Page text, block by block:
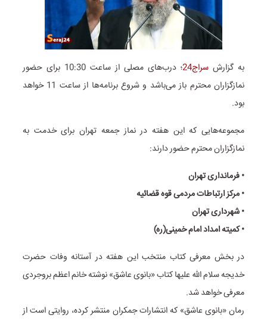
به گزارش سراج24
؛ درب‌های مصلی از ساعت 10:30 برای حضور
نمازگزاران محترم باز می‌باشد و شروع برنامه‌ها از ساعت 11 خواهد
بود.
مجموعه‌هایی که این هفته در نماز جمعه تهران برای خدمت به
نمازگزاران محترم حضور دارند:
• فرمانداری تهران
• مرکز ارتباطات مردمی قوه قضائیه
• شهرداری تهران
• کمیته امداد امام خمینی(ره)
در بخش معرفی کتاب منتخب این هفته در آستانه وفات حضرت
خدیجه سلام الله علیها کتاب «بانوی عاشق» نوشته خانم اعظم بروجردی
معرفی خواهد شد.
رمان «بانوی عاشق» که انتشارات جمکران منتشر کرده، روایتی است از